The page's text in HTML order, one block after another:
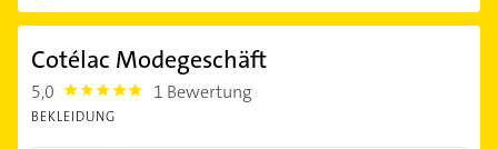
Cotélac Modegeschäft
5,0 5.0 1 Bewertung
BEKLEIDUNG